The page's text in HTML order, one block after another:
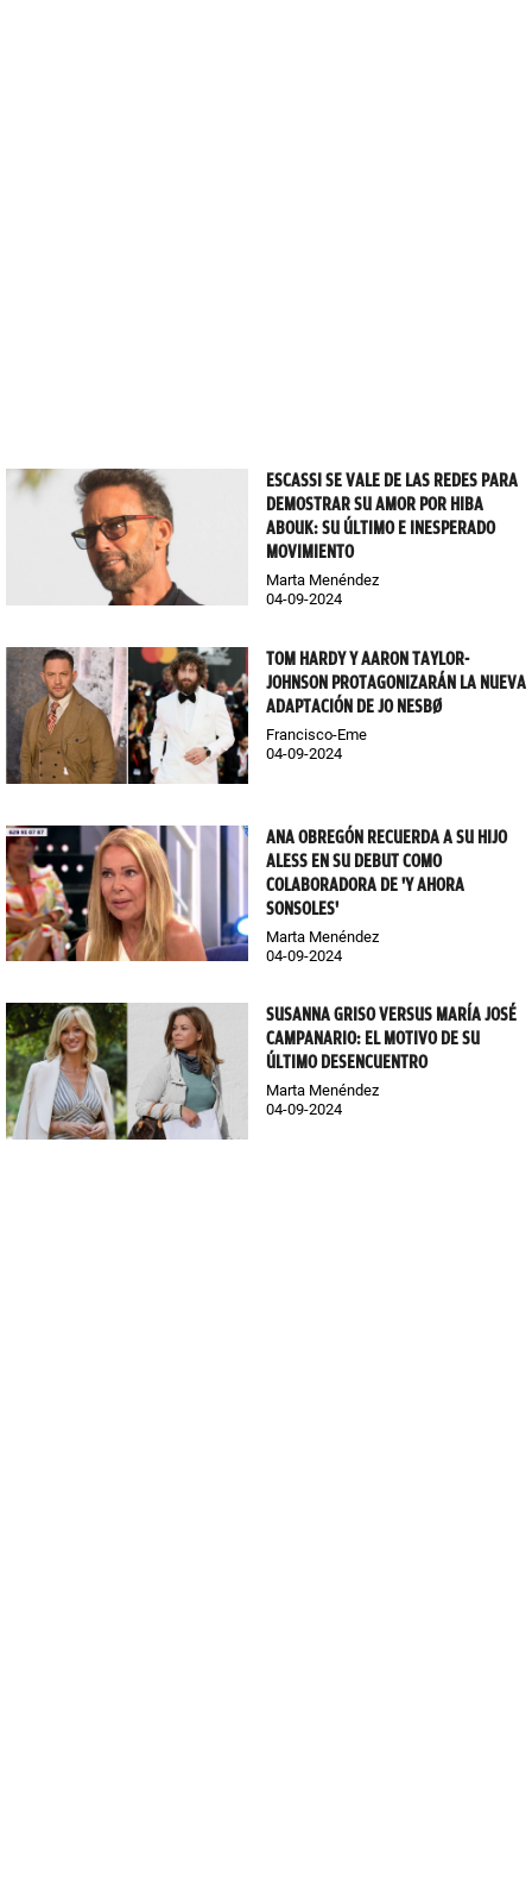
ESCASSI SE VALE DE LAS REDES PARA
DEMOSTRAR SU AMOR POR HIBA
ABOUK: SU ÚLTIMO E INESPERADO
MOVIMIENTO
Marta Menéndez
04-09-2024
TOM HARDY Y AARON TAYLOR-
JOHNSON PROTAGONIZARÁN LA NUEVA
ADAPTACIÓN DE JO NESBØ
Francisco-Eme
04-09-2024
ANA OBREGÓN RECUERDA A SU HIJO
ALESS EN SU DEBUT COMO
COLABORADORA DE 'Y AHORA
SONSOLES'
Marta Menéndez
04-09-2024
SUSANNA GRISO VERSUS MARÍA JOSÉ
CAMPANARIO: EL MOTIVO DE SU
ÚLTIMO DESENCUENTRO
Marta Menéndez
04-09-2024